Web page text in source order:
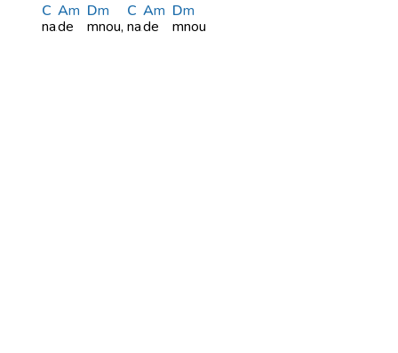
C
na
Am
de
Dm
mnou,
C
na
Am
de
Dm
mnou